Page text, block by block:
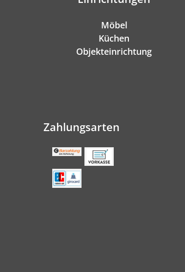
Möbel
Küchen
Objekteinrichtung
Zahlungsarten